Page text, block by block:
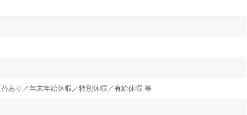
あり／年末年始休暇／特別休暇／有給休暇 等